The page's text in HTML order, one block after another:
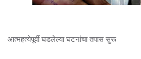
आत्महत्येपूर्वी घडलेल्या घटनांचा तपास सुरू